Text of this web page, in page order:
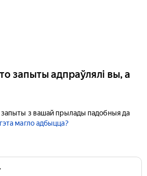
запыты адпраўлялі вы, а
запыты з вашай прылады падобныя да
магло адбыцца?